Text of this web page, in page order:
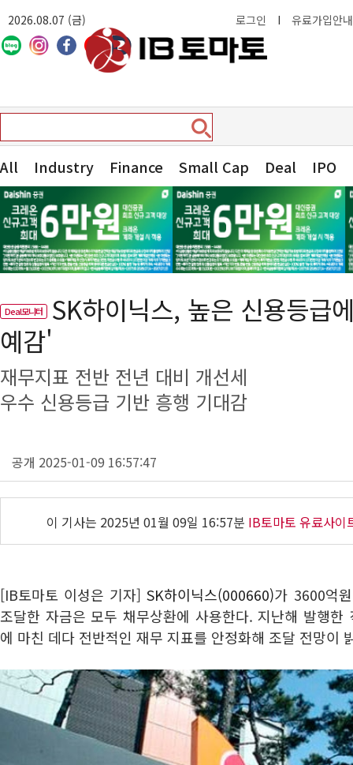
2026.08.07 (금) 로그인 I 유료가입안내
All Industry Finance Small Cap Deal IPO
Deal모니터
SK하이닉스, 높은 신용등급
예감'
재무지표 전반 전년 대비 개선세
우수 신용등급 기반 흥행 기대감
공개 2025-01-09 16:57:47
이 기사는 2025년 01월 09일 16:57분 IB토마토 유료사이
[IB토마토 이성은 기자]SK하이닉스(000660)가 3600억
조달한 자금은 모두 채무상환에 사용한다. 지난해 발행한
에 마친 데다 전반적인 재무 지표를 안정화해 조달 전망이